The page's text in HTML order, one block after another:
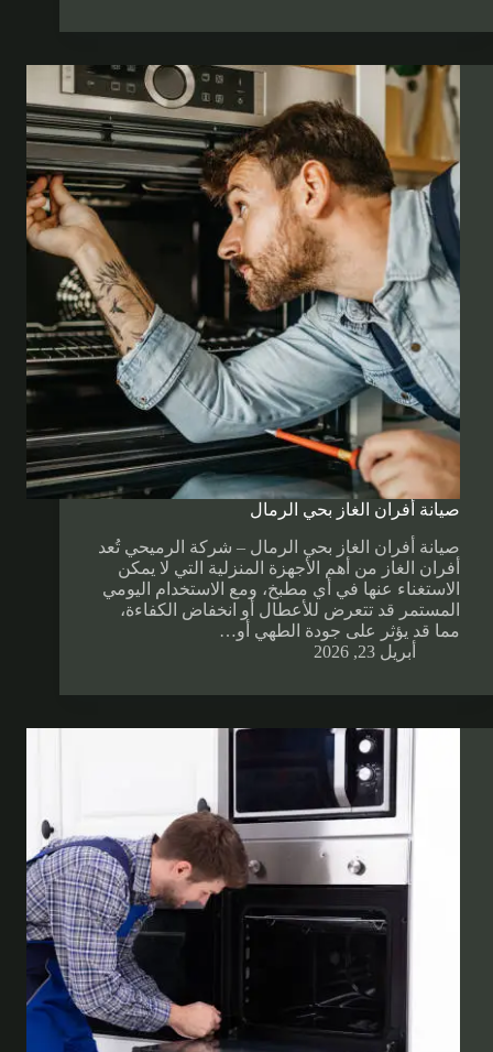
صيانة أفران الغاز بحي الرمال
صيانة أفران الغاز بحي الرمال – شركة الرميحي تُعد
أفران الغاز من أهم الأجهزة المنزلية التي لا يمكن
الاستغناء عنها في أي مطبخ، ومع الاستخدام اليومي
المستمر قد تتعرض للأعطال أو انخفاض الكفاءة،
مما قد يؤثر على جودة الطهي أو…
أبريل 23, 2026